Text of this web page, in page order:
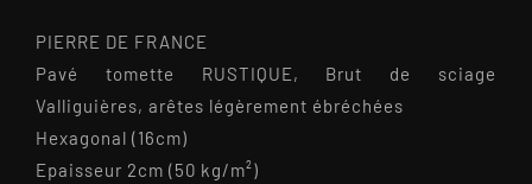
PIERRE DE FRANCE
Pavé tomette RUSTIQUE, Brut de sciage
Valliguières, arêtes légèrement ébréchées
Hexagonal (16cm)
Epaisseur 2cm (50 kg/m²)